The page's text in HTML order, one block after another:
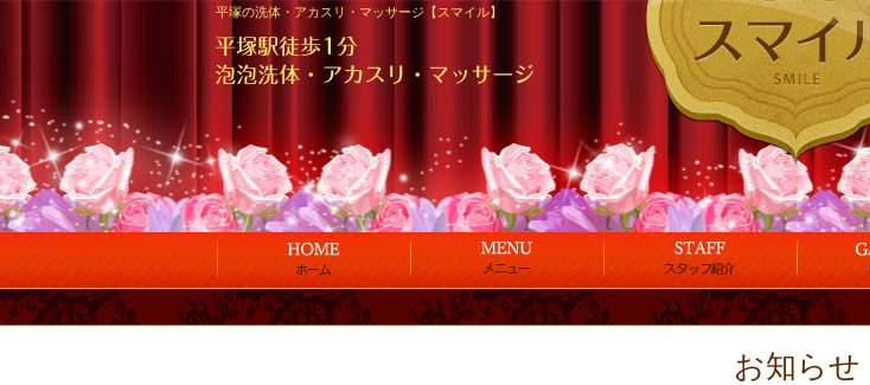
平塚の洗体・アカスリ・マッサージ【スマイル】
お知らせ